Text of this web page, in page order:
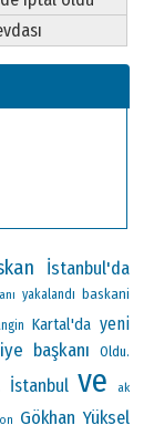
İstanbul'da
yakalandı baskani
Kartal'da yeni
başkanı Oldu.
İstanbul ve ak
Gökhan Yüksel